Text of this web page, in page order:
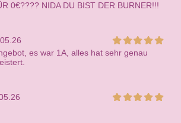
0€???? NIDA DU BIST DER BURNER!!!
es war 1A, alles hat sehr genau